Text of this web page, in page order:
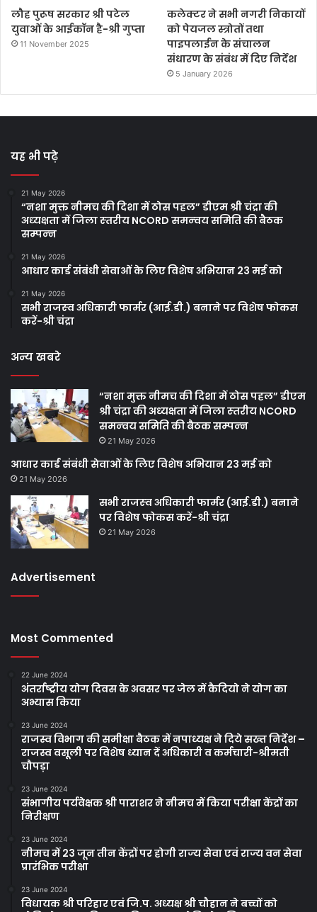
लौह पुरूष सरकार श्री पटेल
युवाओं के आईकॉन है-श्री गुप्‍ता
11 November 2025
कलेक्टर ने सभी नगरी निकायों
को पेयजल स्त्रोतों तथा
पाइपलाईन के संचालन
संधारण के संबंध में दिए निर्देश
5 January 2026
यह भी पढ़े
21 May 2026
“नशा मुक्त नीमच की दिशा में ठोस पहल” डीएम श्री चंद्रा की
अध्‍यक्षता में जिला स्‍तरीय NCORD समन्‍वय समिति की बैठक
सम्‍पन्‍न
21 May 2026
आधार कार्ड संबंधी सेवाओं के लिए विशेष अभियान 23 मई को
21 May 2026
सभी राजस्‍व अधिकारी फार्मर (आई.डी.) बनाने पर विशेष फोकस
करें-श्री चंद्रा
अन्य खबरे
“नशा मुक्त नीमच की दिशा में ठोस पहल” डीएम
श्री चंद्रा की अध्‍यक्षता में जिला स्‍तरीय NCORD
समन्‍वय समिति की बैठक सम्‍पन्‍न
21 May 2026
आधार कार्ड संबंधी सेवाओं के लिए विशेष अभियान 23 मई को
21 May 2026
सभी राजस्‍व अधिकारी फार्मर (आई.डी.) बनाने
पर विशेष फोकस करें-श्री चंद्रा
21 May 2026
Advertisement
Most Commented
22 June 2024
अंतर्राष्ट्रीय योग दिवस के अवसर पर जेल में कैदियो ने योग का
अभ्यास किया
23 June 2024
राजस्व विभाग की समीक्षा बैठक में नपाध्यक्ष ने दिये सख्त निर्देश –
राजस्व वसूली पर विशेष ध्यान दें अधिकारी व कर्मचारी-श्रीमती
चौपड़ा
23 June 2024
संभागीय पर्यवेक्षक श्री पाराशर ने नीमच में किया परीक्षा केंद्रों का
निरीक्षण
23 June 2024
नीमच में 23 जून तीन केंद्रों पर होगी राज्‍य सेवा एवं राज्‍य वन सेवा
प्रारंभिक परीक्षा
23 June 2024
विधायक श्री परिहार एवं जि.प. अध्यक्ष श्री चौहान ने बच्चों को